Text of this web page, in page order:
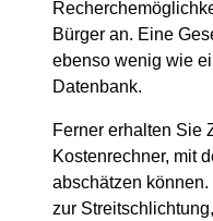
Bürger an. Eine
ebenso wenig wie
Datenbank.
Ferner erhalten Sie
Kostenrechner, mit
abschätzen
zur